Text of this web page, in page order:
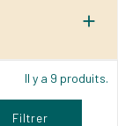

Il y a 9 produits.
Filtrer